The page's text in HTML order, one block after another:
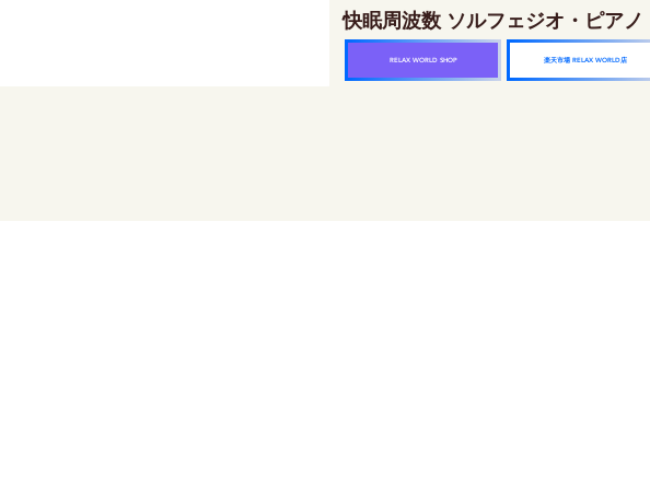
快眠周波数 ソルフェジオ・ピア
RELAX WORLD SHOP 楽天市場 RELAX WORLD店